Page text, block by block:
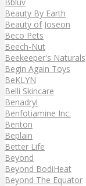
Beauty By Earth
Beauty of Joseon
Beco Pets
Beech-Nut
Beekeeper's Naturals
Begin Again Toys
BeKLYN
Belli Skincare
Benadryl
Benfotiamine Inc.
Benton
Beplain
Better Life
Beyond
Beyond BodiHeat
Beyond The Equator